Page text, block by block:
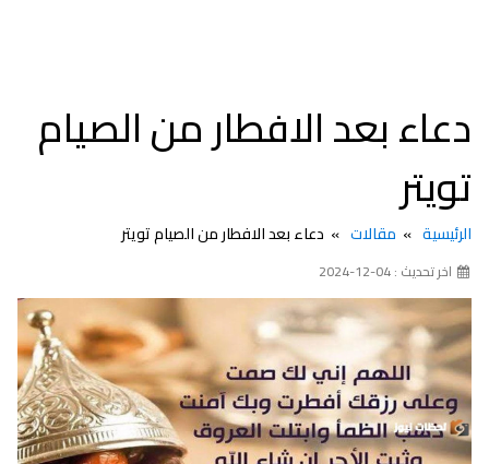
دعاء بعد الافطار من الصيام
تويتر
الرئيسية مقالات دعاء بعد الافطار من الصيام تويتر
اخر تحديث : 04-12-2024